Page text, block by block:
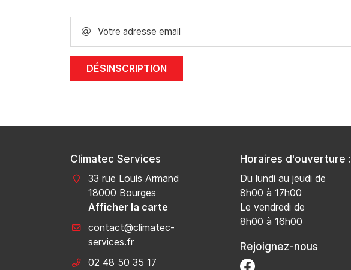
Rafraîchir le captcha
En cochant cette case, vous consentez à recevoir nos propositions
commerciales à l'adresse email indiqué ci-dessus. Vous pouvez vous désinscrire
à tout moment en utilisantle formulaire de désinscription
 Votre adresse email
DÉSINSCRIPTION
Climatec Services
33 rue Louis Armand
18000 Bourges
Afficher la carte
02 48 50 35 17
Horaires d'ouverture :
Du lundi au jeudi de
8h00 à 17h00
Le vendredi de
8h00 à 16h00
Rejoignez-nous